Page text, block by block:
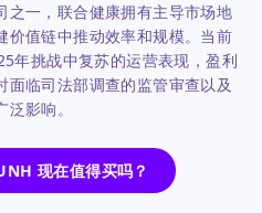
之一，联合健康拥有主导市场地
价值链中推动效率和规模。当前
年挑战中复苏的运营表现，盈利
面临司法部调查的监管审查以及
影响。
现在值得买吗？